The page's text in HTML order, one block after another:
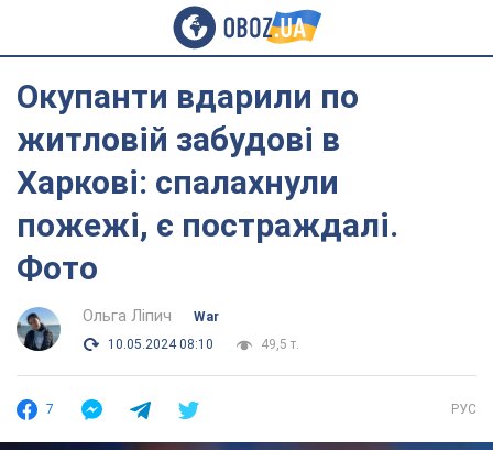
Окупанти вдарили по
житловій забудові в
Харкові: спалахнули
пожежі, є постраждалі.
Фото
Ольга Ліпич
War
10.05.2024 08:10
49,5 т.
7 РУС